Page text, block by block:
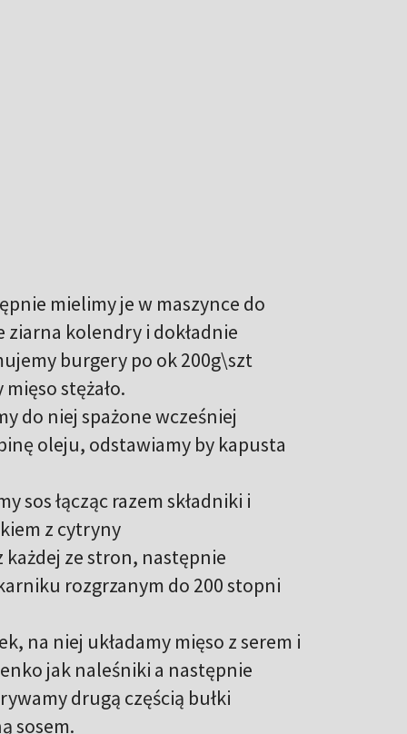
mielimy je w maszynce do
kolendry i dokładnie
burgery po ok 200g\szt
stężało.
do niej spażone wcześniej
oleju, odstawiamy by kapusta
sos łącząc razem składniki i
z cytryny
ze stron, następnie
rozgrzanym do 200 stopni
na niej układamy mięso z serem i
jak naleśniki a następnie
drugą częścią bułki
sosem.